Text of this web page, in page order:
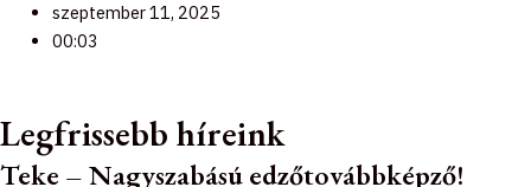
szeptember 11, 2025
00:03
Legfrissebb híreink
Teke – Nagyszabású edzőtovábbképző!